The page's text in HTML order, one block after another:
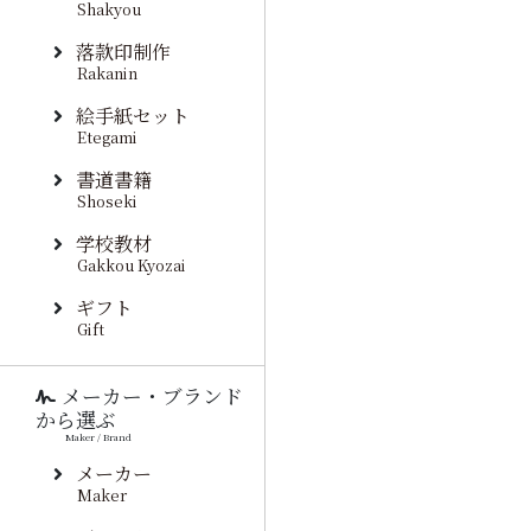
Shakyou
落款印制作
Rakanin
絵手紙セット
Etegami
書道書籍
Shoseki
学校教材
Gakkou Kyozai
ギフト
Gift
メーカー・ブランド
から選ぶ
Maker / Brand
メーカー
Maker